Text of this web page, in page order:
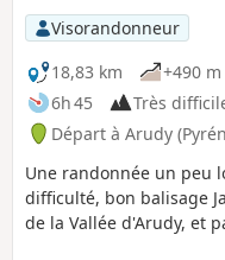
Visorandonneur
18,83 km
+490 m
6h 45
Très
Départ à Arudy
Une randonnée un peu
difficulté, bon balisage
de la Vallée d'Arudy, et